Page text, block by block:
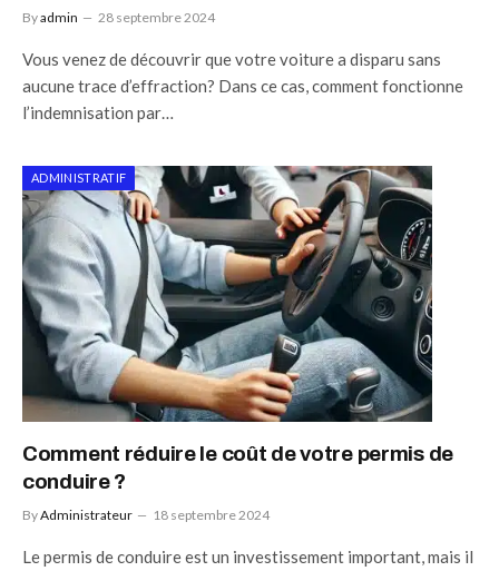
Byadmin 28 septembre 2024
Vous venez de découvrir que votre voiture a disparu sans
aucune trace d’effraction? Dans ce cas, comment fonctionne
l’indemnisation par…
ADMINISTRATIF
Comment réduire le coût de votre permis de
conduire ?
ByAdministrateur 18 septembre 2024
Le permis de conduire est un investissement important, mais il